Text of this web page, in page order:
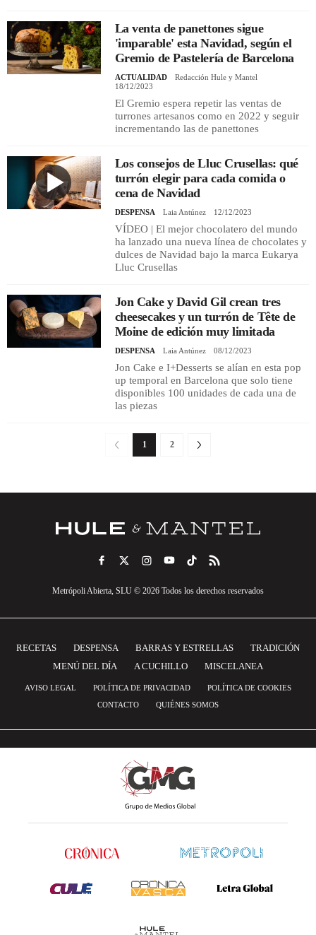
La venta de panettones sigue
'imparable' esta Navidad, según el
Gremio de Pastelería de Barcelona
ACTUALIDAD
Redacción Hule y Mantel
18/12/2023
El Gremio espera repetir las ventas de
turrones artesanos como en 2022 y seguir
incrementando las de panettones
Los consejos de Lluc Crusellas: qué
turrón elegir para cada comida o
cena de Navidad
DESPENSA Laia Antúnez 12/12/2023
VÍDEO | El mejor chocolatero del mundo
ha lanzado una nueva línea de chocolates y
dulces de Navidad bajo la marca Eukarya
Lluc Crusellas
Jon Cake y David Gil crean tres
cheesecakes y un turrón de Tête de
Moine de edición muy limitada
DESPENSA Laia Antúnez 08/12/2023
Jon Cake e I+Desserts se alían en esta pop
up temporal en Barcelona que solo tiene
disponibles 100 unidades de cada una de
las piezas
1 2
Metrópoli Abierta, SLU © 2026 Todos los derechos reservados
RECETAS DESPENSA BARRAS Y ESTRELLAS
TRADICIÓN
MENÚ DEL DÍA
A CUCHILLO MISCELANEA
AVISO LEGAL POLÍTICA DE PRIVACIDAD
POLÍTICA DE COOKIES
CONTACTO
QUIÉNES SOMOS